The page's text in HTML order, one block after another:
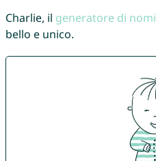
Charlie, il generatore di nomi
bello e unico.